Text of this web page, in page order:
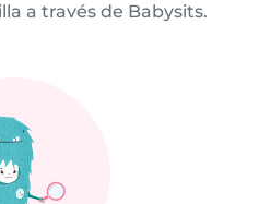
a través de Babysits.